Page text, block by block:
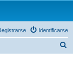
Identificarse